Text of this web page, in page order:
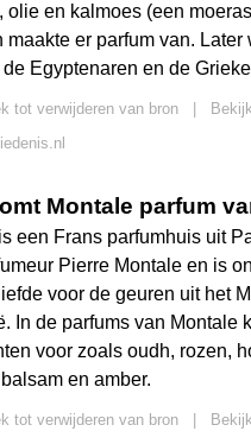
olie en kalmoes (een
maakte er parfum van. Later
Egyptenaren en de
tot verwijderen van bron
Montale parfum
een Frans parfumhuis uit
Pierre Montale en is
voor de geuren uit het
In de parfums van Montale
voor zoals oudh, rozen,
en amber.
tot verwijderen van bron